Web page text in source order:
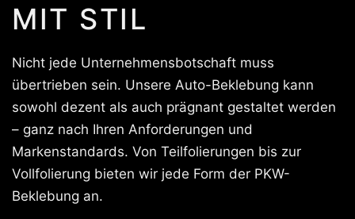
MIT STIL
Nicht jede Unternehmensbotschaft muss
übertrieben sein. Unsere Auto-Beklebung kann
sowohl dezent als auch prägnant gestaltet werden
– ganz nach Ihren Anforderungen und
Markenstandards. Von Teilfolierungen bis zur
Vollfolierung bieten wir jede Form der PKW-
Beklebung an.